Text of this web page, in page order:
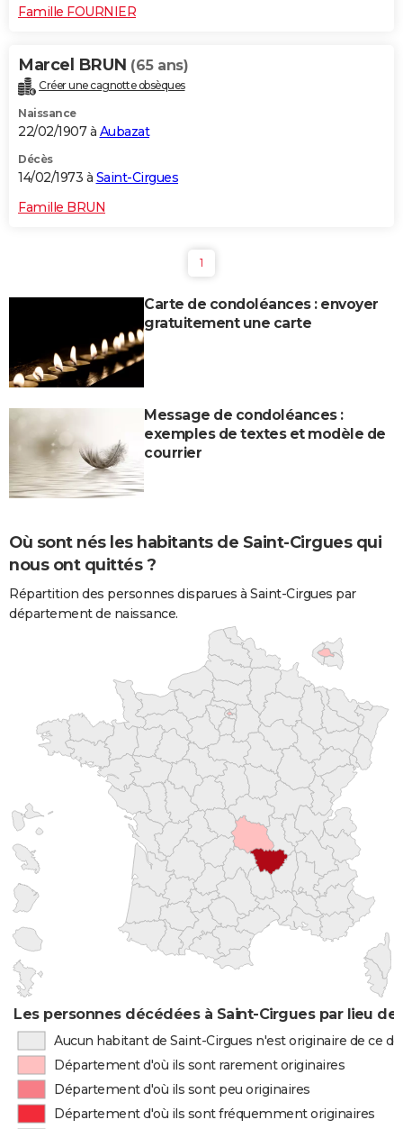
Famille FOURNIER
Marcel BRUN (65 ans)
Créer une cagnotte obsèques
Naissance
22/02/1907 à Aubazat
Décès
14/02/1973 à Saint-Cirgues
Famille BRUN
1
Carte de condoléances : envoyer
gratuitement une carte
Message de condoléances :
exemples de textes et modèle de
courrier
Où sont nés les habitants de Saint-Cirgues qui
nous ont quittés ?
Répartition des personnes disparues à Saint-Cirgues par
département de naissance.
Les personnes décédées à Saint-Cirgues par lieu de
Aucun habitant de Saint-Cirgues n'est originaire de ce
Département d'où ils sont rarement originaires
Département d'où ils sont peu originaires
Département d'où ils sont fréquemment originaires